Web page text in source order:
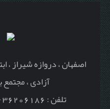
اصفهان ، دروازه شیراز ،
آزادی ، مجتمع
تلفن : 36206186 - 09383657786